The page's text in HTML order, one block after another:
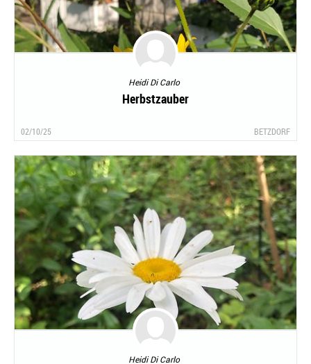
Heidi Di Carlo
Herbstzauber
02/10/25 BETZDORF
Heidi Di Carlo